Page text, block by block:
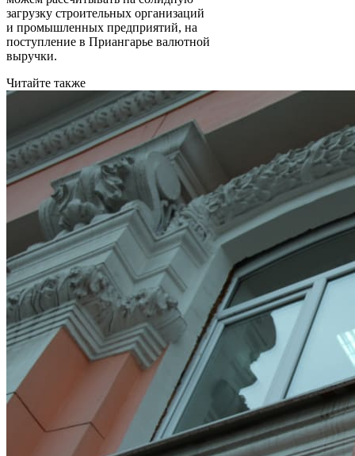
загрузку строительных организаций
и промышленных предприятий, на
поступление в Приангарье валютной
выручки.
Читайте также